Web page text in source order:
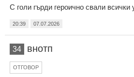
С голи гърди героично свали всички
20:39 07.07.2026
34 внотп
ОТГОВОР